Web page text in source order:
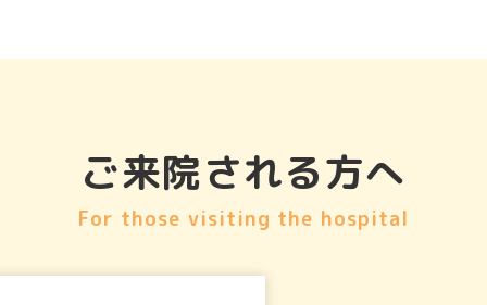
ご来院される方へ
For those visiting the hospital